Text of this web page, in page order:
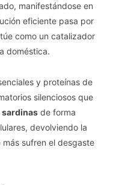
manifestándose en
eficiente pasa por
como un catalizador
doméstica.
y proteínas de
silenciosos que
sardinas de forma
devolviendo la
sufren el desgaste